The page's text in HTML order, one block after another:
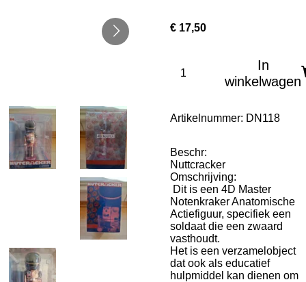
€ 17,50
In
winkelwagen
Artikelnummer: DN118
Beschr:
Nuttcracker
Omschrijving:
Dit is een 4D Master
Notenkraker Anatomische
Actiefiguur, specifiek een
soldaat die een zwaard
vasthoudt.
Het is een verzamelobject
dat ook als educatief
hulpmiddel kan dienen om